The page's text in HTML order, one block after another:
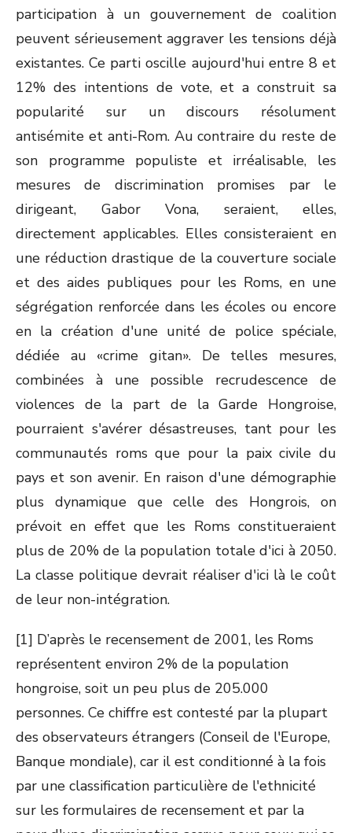
participation à un gouvernement de coalition
peuvent sérieusement aggraver les tensions déjà
existantes. Ce parti oscille aujourd'hui entre 8 et
12% des intentions de vote, et a construit sa
popularité sur un discours résolument
antisémite et anti-Rom. Au contraire du reste de
son programme populiste et irréalisable, les
mesures de discrimination promises par le
dirigeant, Gabor Vona, seraient, elles,
directement applicables. Elles consisteraient en
une réduction drastique de la couverture sociale
et des aides publiques pour les Roms, en une
ségrégation renforcée dans les écoles ou encore
en la création d'une unité de police spéciale,
dédiée au «crime gitan». De telles mesures,
combinées à une possible recrudescence de
violences de la part de la Garde Hongroise,
pourraient s'avérer désastreuses, tant pour les
communautés roms que pour la paix civile du
pays et son avenir. En raison d'une démographie
plus dynamique que celle des Hongrois, on
prévoit en effet que les Roms constitueraient
plus de 20% de la population totale d'ici à 2050.
La classe politique devrait réaliser d'ici là le coût
de leur non-intégration.
[1] D’après le recensement de 2001, les Roms
représentent environ 2% de la population
hongroise, soit un peu plus de 205.000
personnes. Ce chiffre est contesté par la plupart
des observateurs étrangers (Conseil de l'Europe,
Banque mondiale), car il est conditionné à la fois
par une classification particulière de l'ethnicité
sur les formulaires de recensement et par la